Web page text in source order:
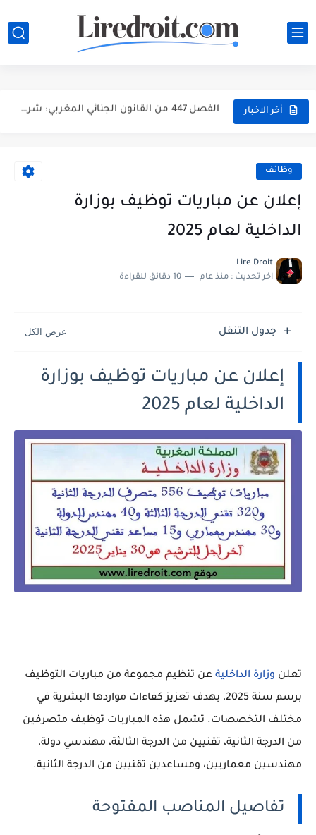
أخر الاخبار الفصل 447 من القانون الجنائي المغربي: شرح جرائم انتهاك الحياة...
الفصل 486 من القانون الجنائي المغربي: شرح مبسط، أركان الجريمة... وظائف
إعلان عن مباريات توظيف بوزارة
الداخلية لعام 2025
Lire Droit
اخر تحديث : منذ عام 10 دقائق للقراءة
جدول التنقل
إعلان عن مباريات توظيف بوزارة
الداخلية لعام 2025
تعلن وزارة الداخلية عن تنظيم مجموعة من مباريات التوظيف
برسم سنة 2025، بهدف تعزيز كفاءات مواردها البشرية في
مختلف التخصصات. تشمل هذه المباريات توظيف متصرفين
من الدرجة الثانية، تقنيين من الدرجة الثالثة، مهندسي دولة،
مهندسين معماريين، ومساعدين تقنيين من الدرجة الثانية.
تفاصيل المناصب المفتوحة